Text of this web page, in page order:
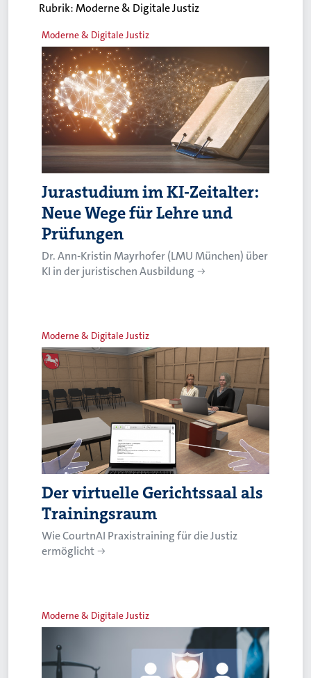
Rubrik:Moderne & Digitale Justiz
Moderne & Digitale Justiz
Jurastudium im KI-Zeitalter:
Neue Wege für Lehre und
Prüfungen
Dr. Ann-Kristin Mayrhofer (LMU München) über
KI in der juristischen Ausbildung
Moderne & Digitale Justiz
Der virtuelle Gerichtssaal als
Trainingsraum
Wie CourtnAI Praxistraining für die Justiz
ermöglicht
Moderne & Digitale Justiz